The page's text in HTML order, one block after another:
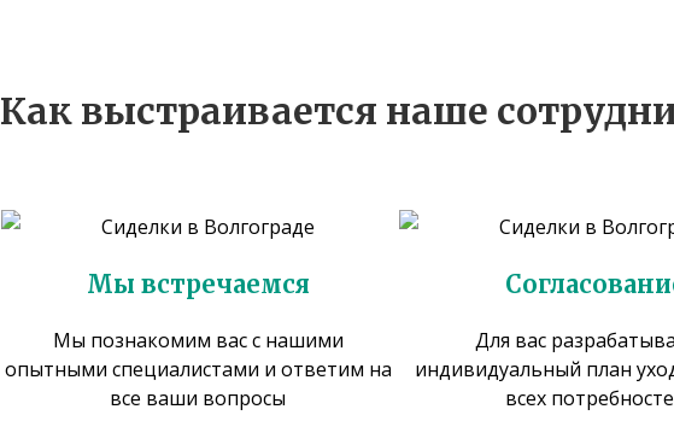
Как выстраивается наше
Мы встречаемся
Мы познакомим вас с нашими
опытными специалистами и ответим на
все ваши вопросы
Для вас
индивидуальный план
всех